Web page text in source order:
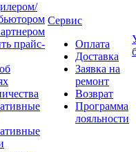
прайс-
Сервис
Оплата
Доставка
Заявка на
ремонт
Возврат
Программа
лояльности